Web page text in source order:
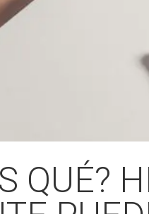
QUÉ?